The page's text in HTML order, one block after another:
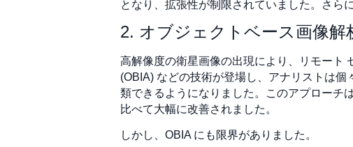
となり、拡張性が制限されていました。さら
2. オブジェクトベース画像
高解像度の衛星画像の出現により、リモート
(OBIA) などの技術が登場し、アナリストは
類できるようになりました。このアプローチ
比べて大幅に改善されました。
しかし、OBIA にも限界がありました。